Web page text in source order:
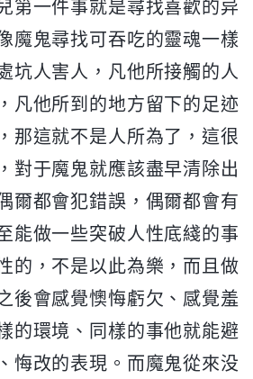
第一件事就是尋找喜歡的异
魔鬼尋找可吞吃的靈魂一樣
坑人害人，凡他所接觸的人
凡他所到的地方留下的足迹
那這就不是人所為了，這很
對于魔鬼就應該盡早清除出
爾都會犯錯誤，偶爾都會有
能做一些突破人性底綫的事
的，不是以此為樂，而且做
後會感覺懊悔虧欠、感覺羞
的環境、同樣的事他就能避
悔改的表現。而魔鬼從來没